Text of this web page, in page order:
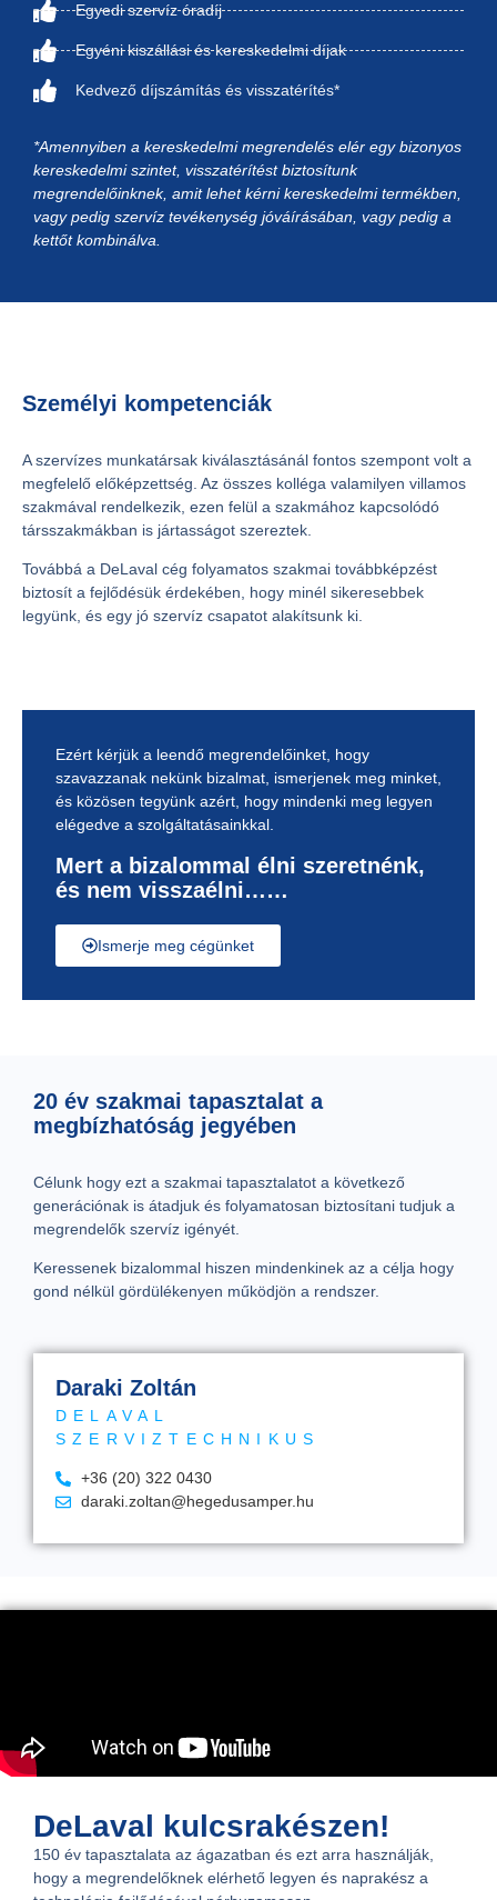
Egyedi szervíz óradíj
Egyéni kiszállási és kereskedelmi díjak
Kedvező díjszámítás és visszatérítés*
*Amennyiben a kereskedelmi megrendelés elér egy bizonyos
kereskedelmi szintet, visszatérítést biztosítunk
megrendelőinknek, amit lehet kérni kereskedelmi termékben,
vagy pedig szervíz tevékenység jóváírásában, vagy pedig a
kettőt kombinálva.
Személyi kompetenciák
A szervízes munkatársak kiválasztásánál fontos szempont volt a
megfelelő előképzettség. Az összes kolléga valamilyen villamos
szakmával rendelkezik, ezen felül a szakmához kapcsolódó
társszakmákban is jártasságot szereztek.
Továbbá a DeLaval cég folyamatos szakmai továbbképzést
biztosít a fejlődésük érdekében, hogy minél sikeresebbek
legyünk, és egy jó szervíz csapatot alakítsunk ki.
Ezért kérjük a leendő megrendelőinket, hogy
szavazzanak nekünk bizalmat, ismerjenek meg minket,
és közösen tegyünk azért, hogy mindenki meg legyen
elégedve a szolgáltatásainkkal.
Mert a bizalommal élni szeretnénk,
és nem visszaélni……
Ismerje meg cégünket
20 év szakmai tapasztalat a
megbízhatóság jegyében
Célunk hogy ezt a szakmai tapasztalatot a következő
generációnak is átadjuk és folyamatosan biztosítani tudjuk a
megrendelők szervíz igényét.
Keressenek bizalommal hiszen mindenkinek az a célja hogy
gond nélkül gördülékenyen működjön a rendszer.
Daraki Zoltán
DELAVAL
SZERVIZTECHNIKUS
+36 (20) 322 0430
daraki.zoltan@hegedusamper.hu
DeLaval kulcsrakészen!
150 év tapasztalata az ágazatban és ezt arra használják,
hogy a megrendelőknek elérhető legyen és naprakész a